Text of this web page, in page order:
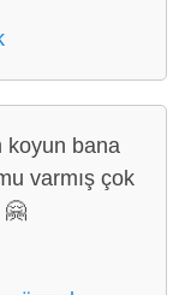
koyun bana
varmış çok
🤗